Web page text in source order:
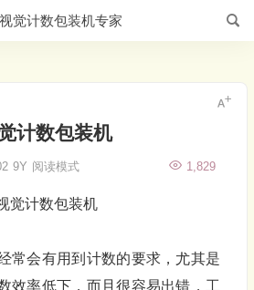
视觉计数包装机专家
计数包装机
9Y 1,829
阅读模式
常会有用到计数的要求，尤其是
效率低下，而且很容易出错，工